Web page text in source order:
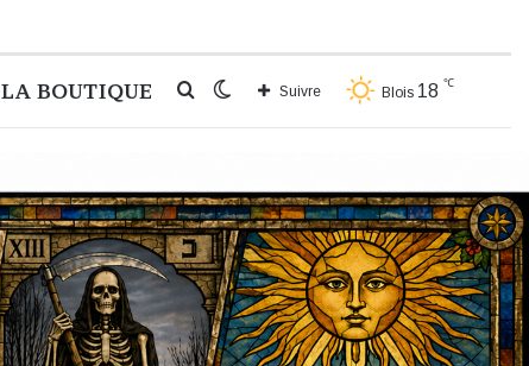
LA BOUTIQUE Blois 18 ℃
Suivre
Switch
Rechercher